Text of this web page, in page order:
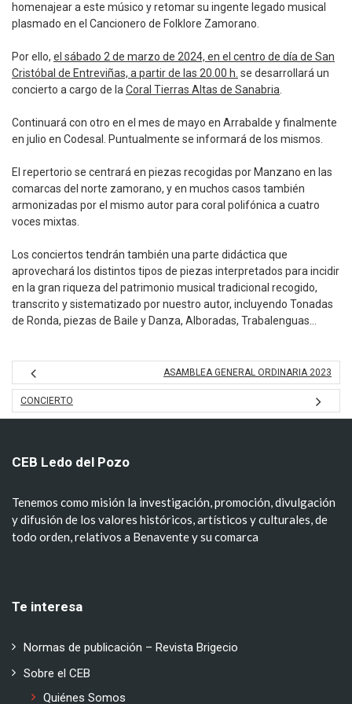
homenajear a este músico y retomar su ingente legado musical
plasmado en el Cancionero de Folklore Zamorano.
Por ello, el sábado 2 de marzo de 2024, en el centro de día de San
Cristóbal de Entreviñas, a partir de las 20.00 h. se desarrollará un
concierto a cargo de la Coral Tierras Altas de Sanabria
Continuará con otro en el mes de mayo en Arrabalde y finalmente
en julio en Codesal. Puntualmente se informará de los mismos.
El repertorio se centrará en piezas recogidas por Manzano en las
comarcas del norte zamorano, y en muchos casos también
armonizadas por el mismo autor para coral polifónica a cuatro
voces mixtas.
Los conciertos tendrán también una parte didáctica que
aprovechará los distintos tipos de piezas interpretados para incidir
en la gran riqueza del patrimonio musical tradicional recogido,
transcrito y sistematizado por nuestro autor, incluyendo Tonadas
de Ronda, piezas de Baile y Danza, Alboradas, Trabalenguas…
ASAMBLEA GENERAL ORDINARIA 2023
CONCIERTO
CEB Ledo del Pozo
Tenemos como misión la investigación, promoción, divulgación
y difusión de los valores históricos, artísticos y culturales, de
todo orden, relativos a Benavente y su comarca
Te interesa
Normas de publicación – Revista Brigecio
Sobre el CEB
Quiénes Somos